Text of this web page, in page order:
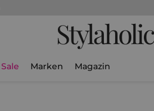
Stylaholic
Sale Marken Magazin